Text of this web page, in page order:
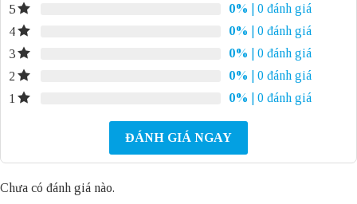
5 0%
| 0 đánh giá
4
0%
| 0 đánh giá
3
0%
| 0 đánh giá
2
0%
| 0 đánh giá
1
0% | 0 đánh giá
ĐÁNH GIÁ NGAY
Chưa có đánh giá nào.